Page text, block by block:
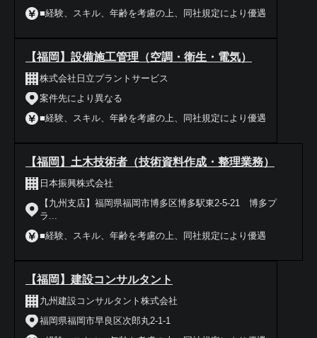
■経験、スキル、年齢を考慮の上、同社規定により優遇
【福岡】設備施工管理（空調・衛生・電気）
株式会社日立プラントサービス
案件先により異なる
■経験、スキル、年齢を考慮の上、同社規定により優遇
【福岡】土木技術者（技術資料作成・整理業務）
日本振興株式会社
【九州支店】福岡県福岡市博多区博多駅東2-5-21 博多プ
ラ...
■経験、スキル、年齢を考慮の上、同社規定により優遇
【福岡】建設コンサルタント
九州建設コンサルタント株式会社
福岡県福岡市早良区次郎丸2-1-1